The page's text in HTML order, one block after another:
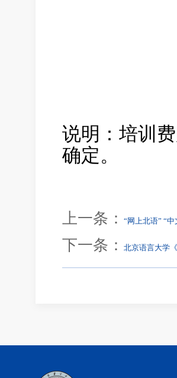
说明：培训
确定。
上一条： “网上北语” “
下一条： 北京语言大学